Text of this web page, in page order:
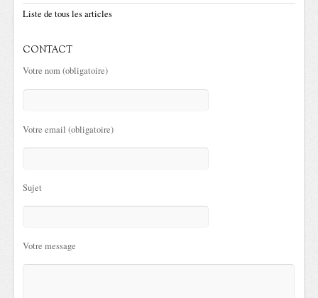
Liste de tous les articles
CONTACT
Votre nom (obligatoire)
Votre email (obligatoire)
Sujet
Votre message